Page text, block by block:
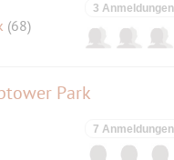
(68)
3 Anmeldungen
Park
7 Anmeldungen